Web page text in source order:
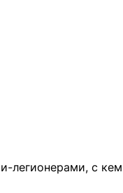
легионерами, с кем